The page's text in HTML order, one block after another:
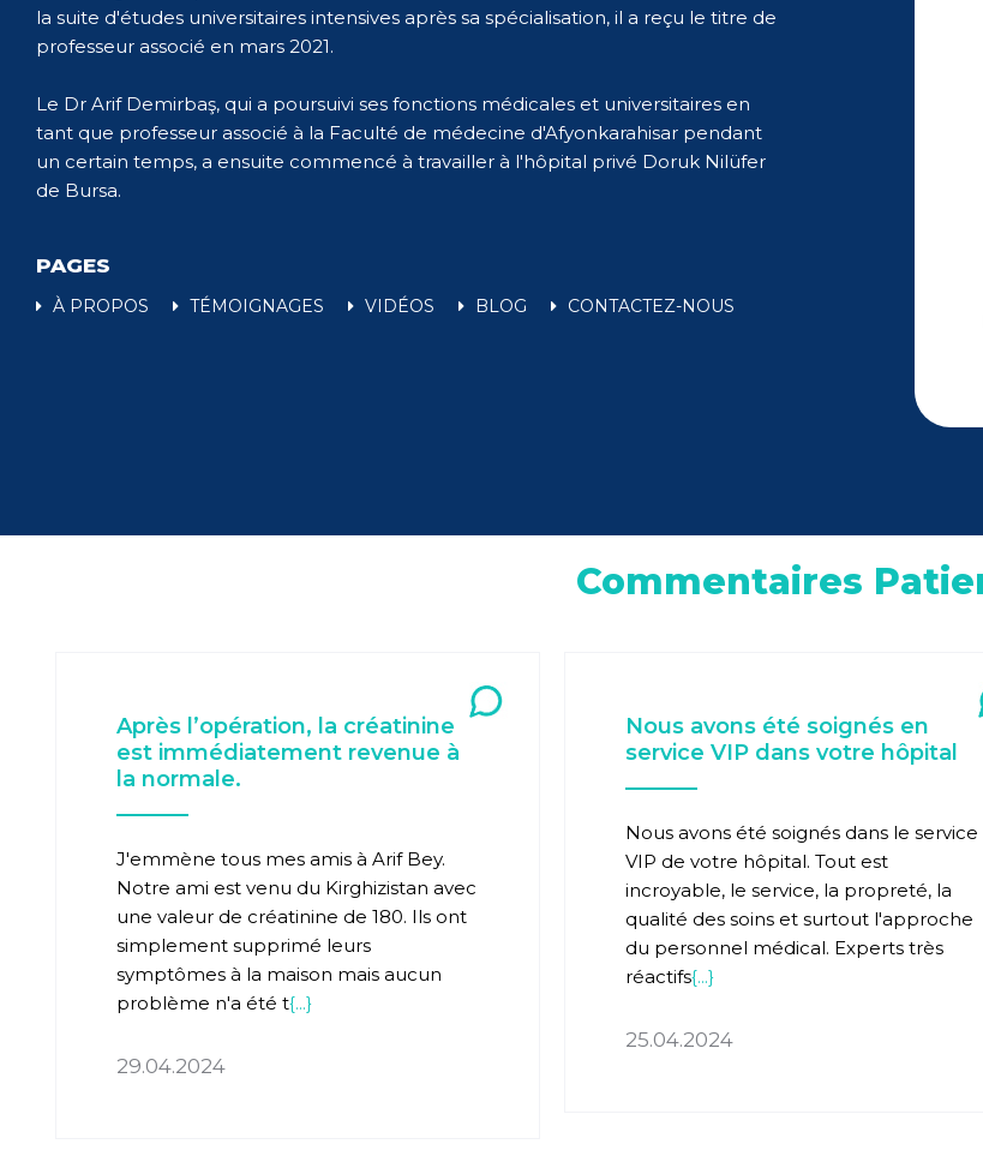
la suite d'études universitaires intensives après sa spécialisation, il a reçu le titre de
professeur associé en mars 2021.
Le Dr Arif Demirbaş, qui a poursuivi ses fonctions médicales et universitaires en
tant que professeur associé à la Faculté de médecine d'Afyonkarahisar pendant
un certain temps, a ensuite commencé à travailler à l'hôpital privé Doruk Nilüfer
de Bursa.
PAGES
À PROPOS TÉMOIGNAGES VIDÉOS BLOG CONTACTEZ-NOUS
Commentaires
Après l’opération, la créatinine
est immédiatement revenue à
la normale.
J'emmène tous mes amis à Arif Bey.
Notre ami est venu du Kirghizistan avec
une valeur de créatinine de 180. Ils ont
simplement supprimé leurs
symptômes à la maison mais aucun
problème n'a été t{...}
29.04.2024
Nous avons été soignés en
service VIP dans votre hôpital
Nous avons été soignés dans le service
VIP de votre hôpital. Tout est
incroyable, le service, la propreté, la
qualité des soins et surtout l'approche
du personnel médical. Experts très
réactifs{...}
25.04.2024